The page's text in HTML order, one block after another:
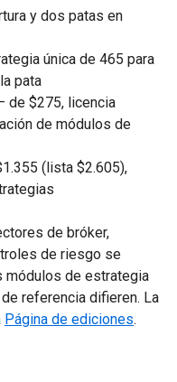
y dos patas en
única de 465 para
pata
de $275, licencia
de módulos de
(lista $2.605),
de bróker,
de riesgo se
módulos de estrategia
referencia difieren. La
Página de ediciones.